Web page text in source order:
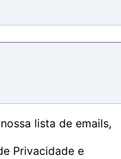
lista de emails,
Privacidade e